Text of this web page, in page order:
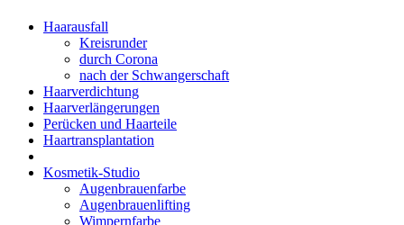
Haarausfall
Kreisrunder
durch Corona
nach der Schwangerschaft
Haarverdichtung
Haarverlängerungen
Perücken und Haarteile
Haartransplantation
Kosmetik-Studio
Augenbrauenfarbe
Augenbrauenlifting
Wimpernfarbe